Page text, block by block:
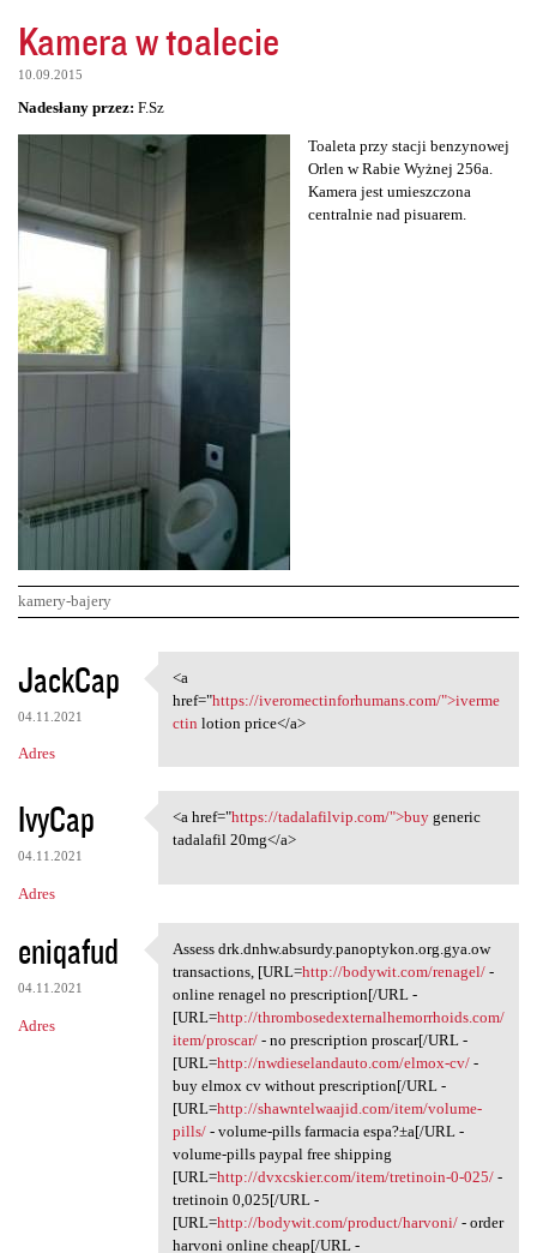
Kamera w toalecie
10.09.2015
Nadesłany przez: F.Sz
Toaleta przy stacji benzynowej
Orlen w Rabie Wyżnej 256a.
Kamera jest umieszczona
centralnie nad pisuarem.
kamery-bajery
K
o
m
e
n
t
a
r
z
e
JackCap
04.11.2021
Adres
<a href="https:/
<a
href="https://iveromectinforhumans.com/">iverme
ctin lotion price</a>
IvyCap
04.11.2021
Adres
<a href="https://tadalafilvip
<a href="https://tadalafilvip.com/">buygeneric
tadalafil 20mg</a>
eniqafud
04.11.2021
Adres
Assess drk.dnhw.absurdy
Assess drk.dnhw.absurdy.panoptykon.org.gya.ow
transactions, [URL=http://bodywit.com/renagel/-
online renagel no prescription[/URL -
[URL=http://thrombosedexternalhemorrhoids.com/
item/proscar/- no prescription proscar[/URL -
[URL=http://nwdieselandauto.com/elmox-cv/-
buy elmox cv without prescription[/URL -
[URL=http://shawntelwaajid.com/item/volume-
pills/- volume-pills farmacia espa?±a[/URL -
volume-pills paypal free shipping
[URL=http://dvxcskier.com/item/tretinoin-0-025/-
tretinoin 0,025[/URL -
[URL=http://bodywit.com/product/harvoni/- order
harvoni online cheap[/URL -